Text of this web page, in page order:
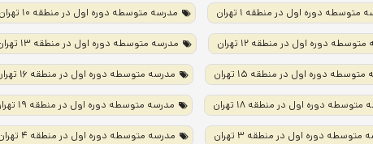
متوسطه دوره اول در منطقه ۱ تهران مدرسه متوسطه دوره اول در منطقه ۱۰ تهران
دوره اول در منطقه ۱۲ تهران مدرسه متوسطه دوره اول در منطقه ۱۳ تهران
دوره اول در منطقه ۱۵ تهران مدرسه متوسطه دوره اول در منطقه ۱۶ تهران
متوسطه دوره اول در منطقه ۱۸ تهران مدرسه متوسطه دوره اول در منطقه ۱۹ تهران
متوسطه دوره اول در منطقه ۳ تهران مدرسه متوسطه دوره اول در منطقه ۴ تهران